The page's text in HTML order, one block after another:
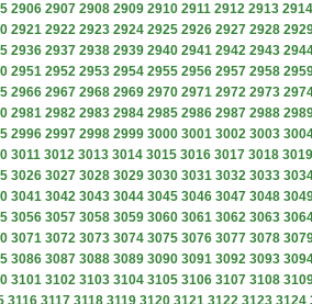
2906 2907 2908 2909 2910 2911 2912 2913 2914
2921 2922 2923 2924 2925 2926 2927 2928
2936 2937 2938 2939 2940 2941 2942 2943
2951 2952 2953 2954 2955 2956 2957 2958
2966 2967 2968 2969 2970 2971 2972 2973
2981 2982 2983 2984 2985 2986 2987 2988
2996 2997 2998 2999 3000 3001 3002 3003
3011 3012 3013 3014 3015 3016 3017 3018 3019
3026 3027 3028 3029 3030 3031 3032 3033
3041 3042 3043 3044 3045 3046 3047 3048
3056 3057 3058 3059 3060 3061 3062 3063
3071 3072 3073 3074 3075 3076 3077 3078
3086 3087 3088 3089 3090 3091 3092 3093
3101 3102 3103 3104 3105 3106 3107 3108
3116 3117 3118 3119 3120 3121 3122 3123 3124